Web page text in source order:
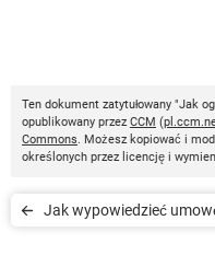
Ten dokument zatytułowany "Jak
opublikowany przez CCM (
Commons. Możesz kopiować i
określonych przez licencję i
Jak wypowiedzieć